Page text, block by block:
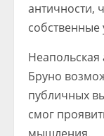
античности,
Неапольская
Бруно
публичных
смог